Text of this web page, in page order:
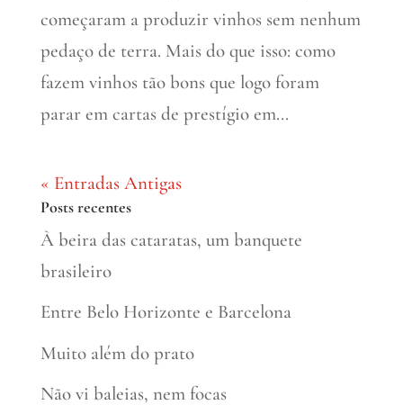
começaram a produzir vinhos sem nenhum
pedaço de terra. Mais do que isso: como
fazem vinhos tão bons que logo foram
parar em cartas de prestígio em...
« Entradas Antigas
Posts recentes
À beira das cataratas, um banquete
brasileiro
Entre Belo Horizonte e Barcelona
Muito além do prato
Não vi baleias, nem focas